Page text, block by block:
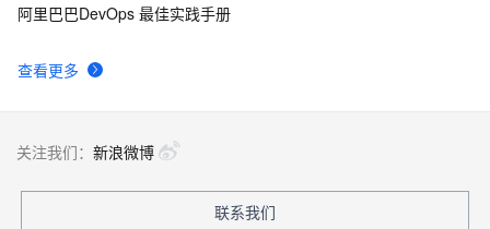
查看更多
阿里巴巴DevOps 最佳实践手册
关注我们： 新浪微博
联系我们